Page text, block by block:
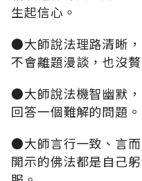
生起信心。
●大師說法理路清晰
不會離題漫談，也沒贅
●大師說法機智幽默
回答一個難解的問題。
●大師言行一致、言
開示的佛法都是自己